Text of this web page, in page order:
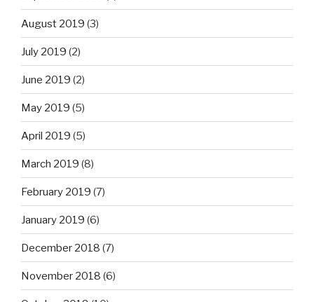
August 2019 (3)
July 2019 (2)
June 2019 (2)
May 2019 (5)
April 2019 (5)
March 2019 (8)
February 2019 (7)
January 2019 (6)
December 2018 (7)
November 2018 (6)